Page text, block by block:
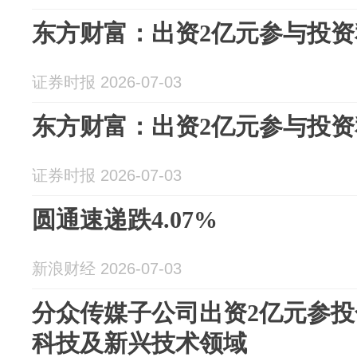
东方财富：出资2亿元参与投
证券时报 2026-07-03
东方财富：出资2亿元参与投
证券时报 2026-07-03
圆通速递跌4.07%
新浪财经 2026-07-03
分众传媒子公司出资2亿元参
科技及新兴技术领域